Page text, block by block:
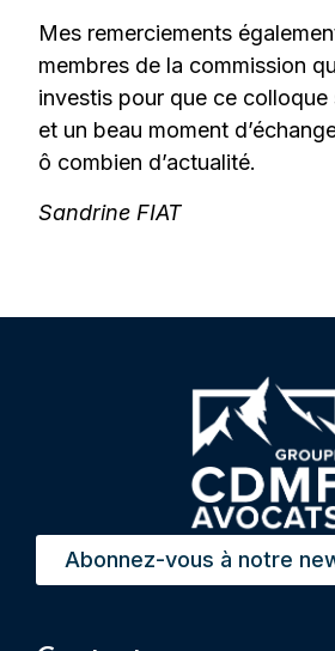
Mes remerciements
membres de la commission
investis pour que ce colloque
et un beau moment
ô combien d’actualité.
Sandrine FIAT
Abonnez-vous à notre